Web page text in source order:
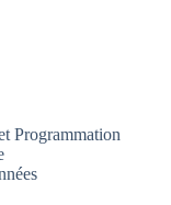
Programmation